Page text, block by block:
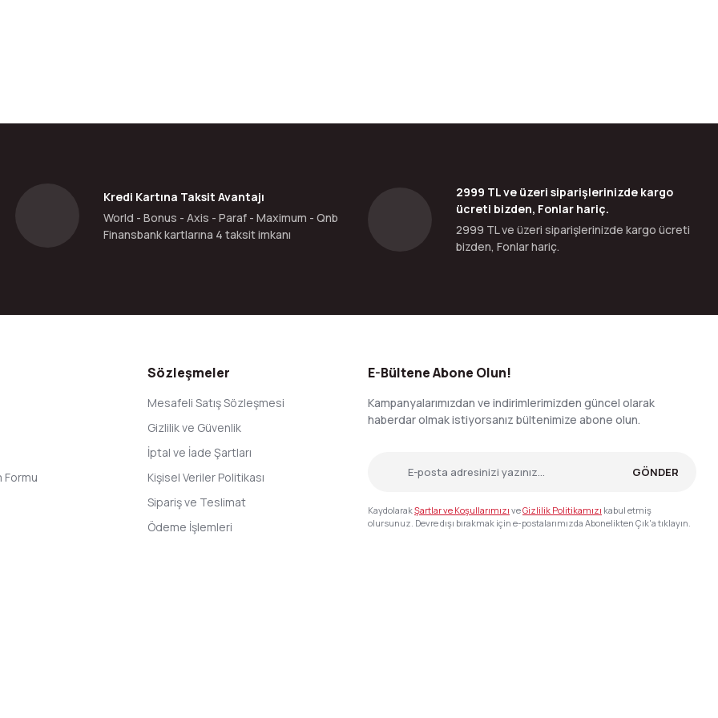
Yorum Yaz
gördüğünüz noktaları öneri formunu kullanarak tarafımıza iletebilirsiniz.
Kredi Kartına Taksit Avantajı
World - Bonus - Axis - Paraf - Maximum - Qnb
Finansbank kartlarına 4 taksit imkanı
2999 TL ve üzeri siparişlerinizde kargo
ücreti bizden, Fonlar hariç.
2999 TL ve üzeri siparişlerinizde kargo ücreti
bizden, Fonlar hariç.
Formu
Sözleşmeler
Mesafeli Satış Sözleşmesi
Gizlilik ve Güvenlik
İptal ve İade Şartları
Kişisel Veriler Politikası
Sipariş ve Teslimat
Ödeme İşlemleri
E-Bültene Abone Olun!
Kampanyalarımızdan ve indirimlerimizden güncel olarak
haberdar olmak istiyorsanız bültenimize abone olun.
GÖNDER
KaydolarakŞartlar ve Koşullarımızı veGizlilik Politikamızı kabul etmiş
olursunuz. Devre dışı bırakmak için e-postalarımızda Abonelikten Çık'a tıklayın.